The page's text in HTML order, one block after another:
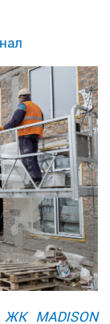
ЖК MADISON